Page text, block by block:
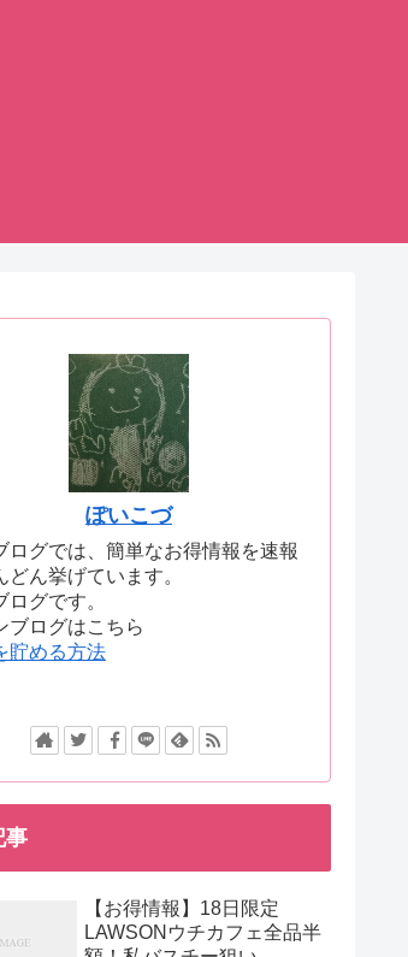
ぽいこづ
ログでは、簡単なお得情報を速報
どん挙げています。
ログです。
ブログはこちら
貯める方法
事
【お得情報】18日限定
LAWSONウチカフェ全品半